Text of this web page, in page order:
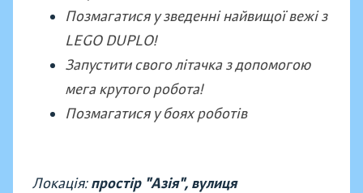
Позмагатися у зведенні найвищої вежі з
LEGO DUPLO!
Запустити свого літачка з допомогою
мега крутого робота!
Позмагатися у боях роботів
Локація:простір "Азія", вулиця